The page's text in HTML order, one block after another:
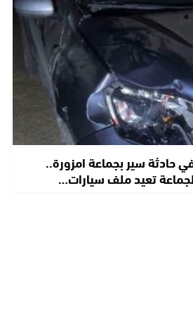
حادثة سير بجماعة امزورة..
تعيد ملف سيارات…